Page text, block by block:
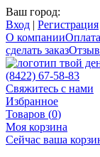
Ваш город:
Вход | Регистрация
О компании
сделать заказ
(8422) 67-58-83
Свяжитесь с нами
Избранное
Товаров (0)
Моя корзина
Сейчас ваша